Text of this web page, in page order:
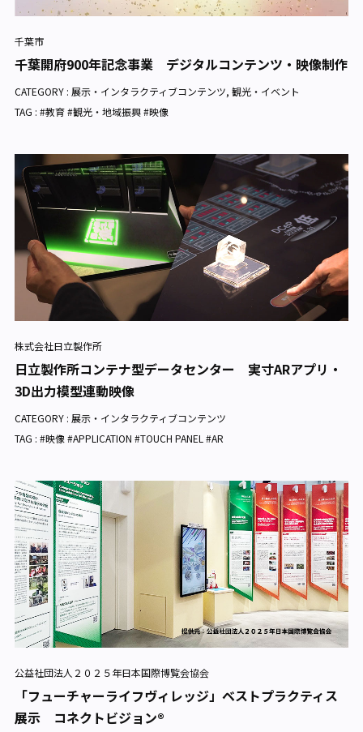
千葉市
千葉開府900年記念事業 デジタルコンテンツ・映像制作
CATEGORY : 展示・インタラクティブコンテンツ, 観光・イベント
TAG : #教育 #観光・地域振興 #映像
株式会社日立製作所
日立製作所コンテナ型データセンター 実寸ARアプリ・
3D出力模型連動映像
CATEGORY : 展示・インタラクティブコンテンツ
TAG : #映像 #APPLICATION #TOUCH PANEL #AR
公益社団法人２０２５年日本国際博覧会協会
「フューチャーライフヴィレッジ」ベストプラクティス
展示 コネクトビジョン®